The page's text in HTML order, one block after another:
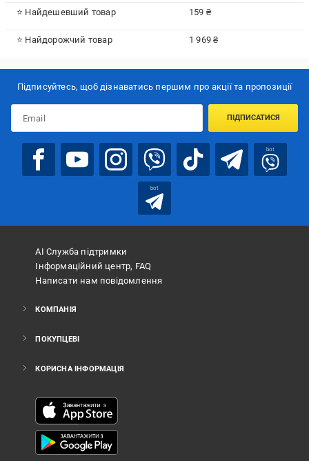
⭐ Найдешевший товар 159 ₴
⭐ Найдорожчий товар 1 969 ₴
Підписуйтесь, щоб дізнаватись першим про акції та пропозиції
ПІДПИСАТИСЯ
bot
bot
АІ Служба підтримки
Інформаційний центр, FAQ
Написати нам повідомлення
КОМПАНІЯ
ПОКУПЦЕВІ
КОРИСНА ІНФОРМАЦІЯ